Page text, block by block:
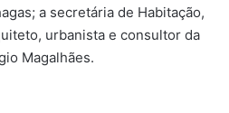
a secretária de Habitação,
urbanista e consultor da
Magalhães.